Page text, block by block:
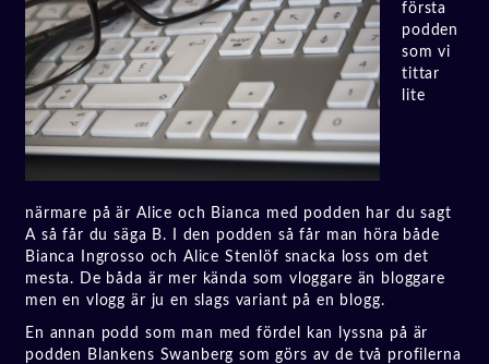
första
podden
som vi
tittar
lite
närmare på är Alice och Bianca med podden har du sagt
A så får du säga B. I den podden så får man höra både
Bianca Ingrosso och Alice Stenlöf snacka loss om det
mesta. De båda är mer kända som vloggare än bloggare
men en vlogg är ju en slags variant på en blogg.
En annan podd som man med fördel kan lyssna på är
podden Blankens Swanberg som görs av de två profilerna